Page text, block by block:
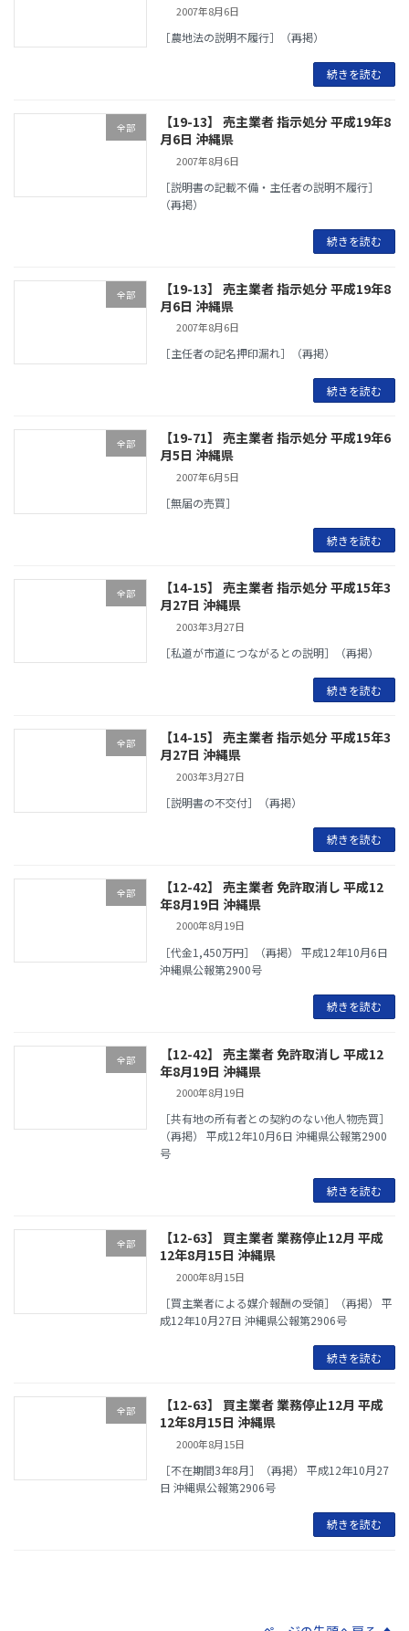
2007年8月6日
［農地法の説明不履行］（再掲）
続きを読む
全部
【19-13】 売主業者 指示処分 平成19年8
月6日 沖縄県
2007年8月6日
［説明書の記載不備・主任者の説明不履行］
（再掲）
続きを読む
全部
【19-13】 売主業者 指示処分 平成19年8
月6日 沖縄県
2007年8月6日
［主任者の記名押印漏れ］（再掲）
続きを読む
全部
【19-71】 売主業者 指示処分 平成19年6
月5日 沖縄県
2007年6月5日
［無届の売買］
続きを読む
全部
【14-15】 売主業者 指示処分 平成15年3
月27日 沖縄県
2003年3月27日
［私道が市道につながるとの説明］（再掲）
続きを読む
全部
【14-15】 売主業者 指示処分 平成15年3
月27日 沖縄県
2003年3月27日
［説明書の不交付］（再掲）
続きを読む
全部
【12-42】 売主業者 免許取消し 平成12
年8月19日 沖縄県
2000年8月19日
［代金1,450万円］（再掲） 平成12年10月6日
沖縄県公報第2900号
続きを読む
全部
【12-42】 売主業者 免許取消し 平成12
年8月19日 沖縄県
2000年8月19日
［共有地の所有者との契約のない他人物売買］
（再掲） 平成12年10月6日 沖縄県公報第2900
号
続きを読む
全部
【12-63】 買主業者 業務停止12月 平成
12年8月15日 沖縄県
2000年8月15日
［買主業者による媒介報酬の受領］（再掲） 平
成12年10月27日 沖縄県公報第2906号
続きを読む
全部
【12-63】 買主業者 業務停止12月 平成
12年8月15日 沖縄県
2000年8月15日
［不在期間3年8月］（再掲） 平成12年10月27
日 沖縄県公報第2906号
続きを読む